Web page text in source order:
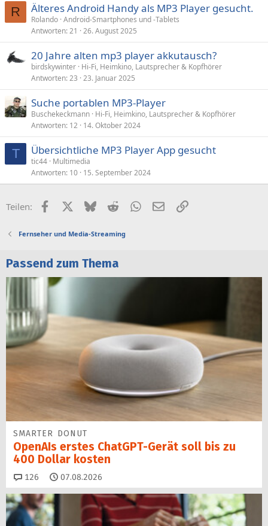
R Älteres Android Handy als MP3 Player gesucht.
Rolando Android-Smartphones und -Tablets
Antworten 21 26. August 2025
20 Jahre alten mp3 player akkutausch?
birdskywinter Hi-Fi, Heimkino, Lautsprecher & Kopfhörer
Antworten 23 23. Januar 2025
Suche portablen MP3-Player
Buschekeckmann Hi-Fi, Heimkino, Lautsprecher & Kopfhörer
Antworten 12 14. Oktober 2024
T Übersichtliche MP3 Player App gesucht
tic44 Multimedia
Antworten 10 15. September 2024
Teilen: FacebookX (Twitter)
BlueskyRedditWhatsApp
E-MailLink
Fernseher und Media-Streaming
Passend zum Thema
SMARTER DONUT
OpenAIs erstes ChatGPT-Gerät soll bis zu
400 Dollar kosten
126 Kommentare
07.08.2026